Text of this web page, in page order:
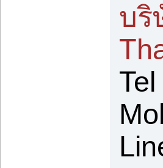
บริ